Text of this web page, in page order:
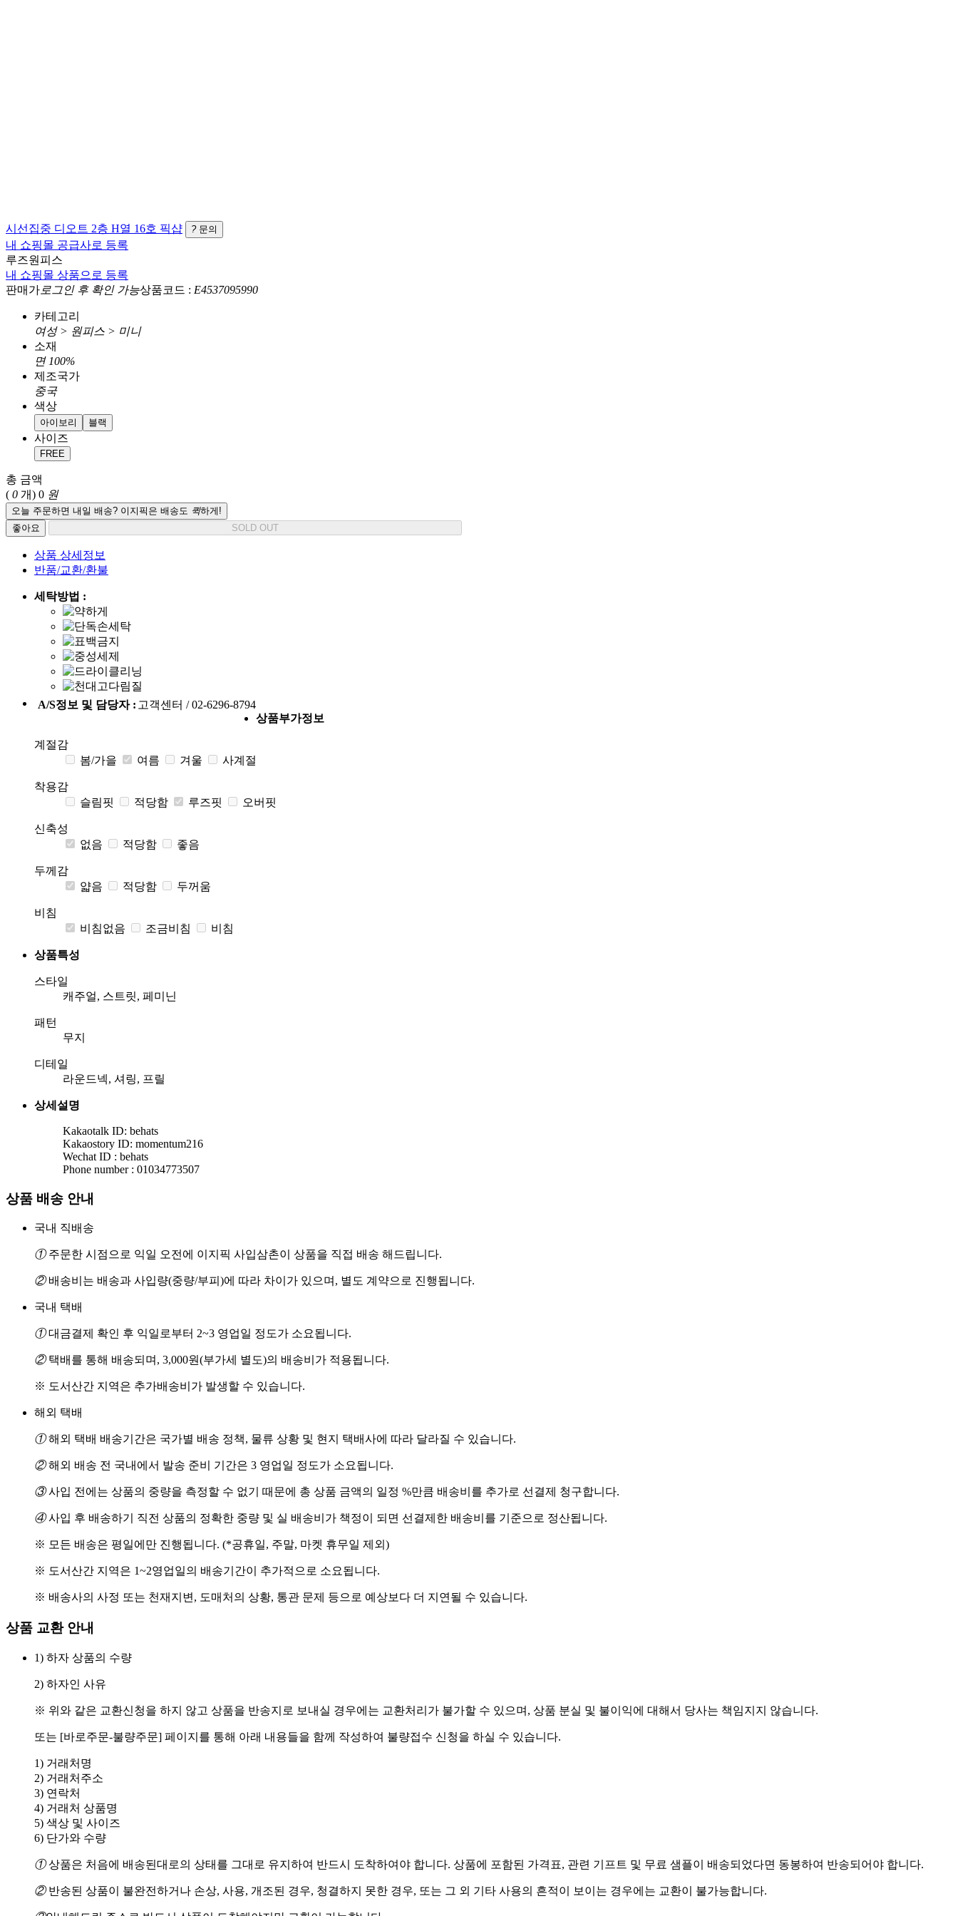
시선집중 디오트 2층 H열 16호 픽샵 ? 문의
내 쇼핑몰 공급사로 등록
루즈원피스
내 쇼핑몰 상품으로 등록
판매가 로그인 후 확인 가능상품코드 : E4537095990
카테고리
여성 > 원피스 > 미니
소재
면 100%
제조국가
중국
색상
아이보리 블랙
사이즈
FREE
총 금액
( 0 개) 0 원
오늘 주문하면 내일 배송? 이지픽은 배송도 퀵하게!
좋아요
SOLD OUT
상품 상세정보
반품/교환/환불
세탁방법 :
A/S정보 및 담당자 : 고객센터 / 02-6296-8794
상품부가정보
계절감
봄/가을
여름 겨울 사계절
착용감
슬림핏
적당함 루즈핏 오버핏
신축성
없음
적당함 좋음
두께감
얇음
적당함 두꺼움
비침
비침없음
조금비침 비침
상품특성
스타일
캐주얼, 스트릿, 페미닌
패턴
무지
디테일
라운드넥, 셔링, 프릴
상세설명
Kakaotalk ID: behats
Kakaostory ID: momentum216
Wechat ID : behats
Phone number : 01034773507
상품 배송 안내
국내 직배송
①주문한 시점으로 익일 오전에 이지픽 사입삼촌이 상품을 직접 배송 해드립니다.
②배송비는 배송과 사입량(중량/부피)에 따라 차이가 있으며, 별도 계약으로 진행됩니다.
국내 택배
①대금결제 확인 후 익일로부터 2~3 영업일 정도가 소요됩니다.
②택배를 통해 배송되며, 3,000원(부가세 별도)의 배송비가 적용됩니다.
※ 도서산간 지역은 추가배송비가 발생할 수 있습니다.
해외 택배
①해외 택배 배송기간은 국가별 배송 정책, 물류 상황 및 현지 택배사에 따라 달라질 수 있습니다.
②해외 배송 전 국내에서 발송 준비 기간은 3 영업일 정도가 소요됩니다.
③사입 전에는 상품의 중량을 측정할 수 없기 때문에 총 상품 금액의 일정 %만큼 배송비를 추가로 선결제 청구합니다.
④사입 후 배송하기 직전 상품의 정확한 중량 및 실 배송비가 책정이 되면 선결제한 배송비를 기준으로 정산됩니다.
※ 모든 배송은 평일에만 진행됩니다. (*공휴일, 주말, 마켓 휴무일 제외)
※ 도서산간 지역은 1~2영업일의 배송기간이 추가적으로 소요됩니다.
※ 배송사의 사정 또는 천재지변, 도매처의 상황, 통관 문제 등으로 예상보다 더 지연될 수 있습니다.
상품 교환 안내
1) 하자 상품의 수량
2) 하자인 사유
※ 위와 같은 교환신청을 하지 않고 상품을 반송지로 보내실 경우에는 교환처리가 불가할 수 있으며, 상품 분실 및 불이익에 대해서 당사는 책임지지 않습니다.
또는 [바로주문-불량주문] 페이지를 통해 아래 내용들을 함께 작성하여 불량접수 신청을 하실 수 있습니다.
1) 거래처명
2) 거래처주소
3) 연락처
4) 거래처 상품명
5) 색상 및 사이즈
6) 단가와 수량
①상품은 처음에 배송된대로의 상태를 그대로 유지하여 반드시 도착하여야 합니다. 상품에 포함된 가격표, 관련 기프트 및 무료 샘플이 배송되었다면 동봉하여 반송되어야 합니다.
②반송된 상품이 불완전하거나 손상, 사용, 개조된 경우, 청결하지 못한 경우, 또는 그 외 기타 사용의 흔적이 보이는 경우에는 교환이 불가능합니다.